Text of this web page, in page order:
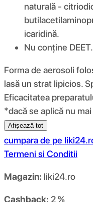
naturală -
icaridină.
Nu conține DEET.
Forma de aerosoli
lasă un strat lipicios.
Eficacitatea
*dacă se aplică nu
Afișează tot
cumpara de pe
Termeni si Conditii
Magazin: liki24.ro
Cashback: 2 %